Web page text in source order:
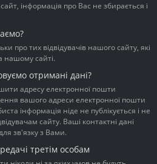
інформація про Вас не збирається і
про тих відвідувачів нашого сайту, які
нашому сайті.
отримані дані?
адресу електронної пошти
вашого адреси електронної пошти
інформація ніде не публікується і не
сайту. Ваші контактні дані
зв'язку з Вами.
третім особам